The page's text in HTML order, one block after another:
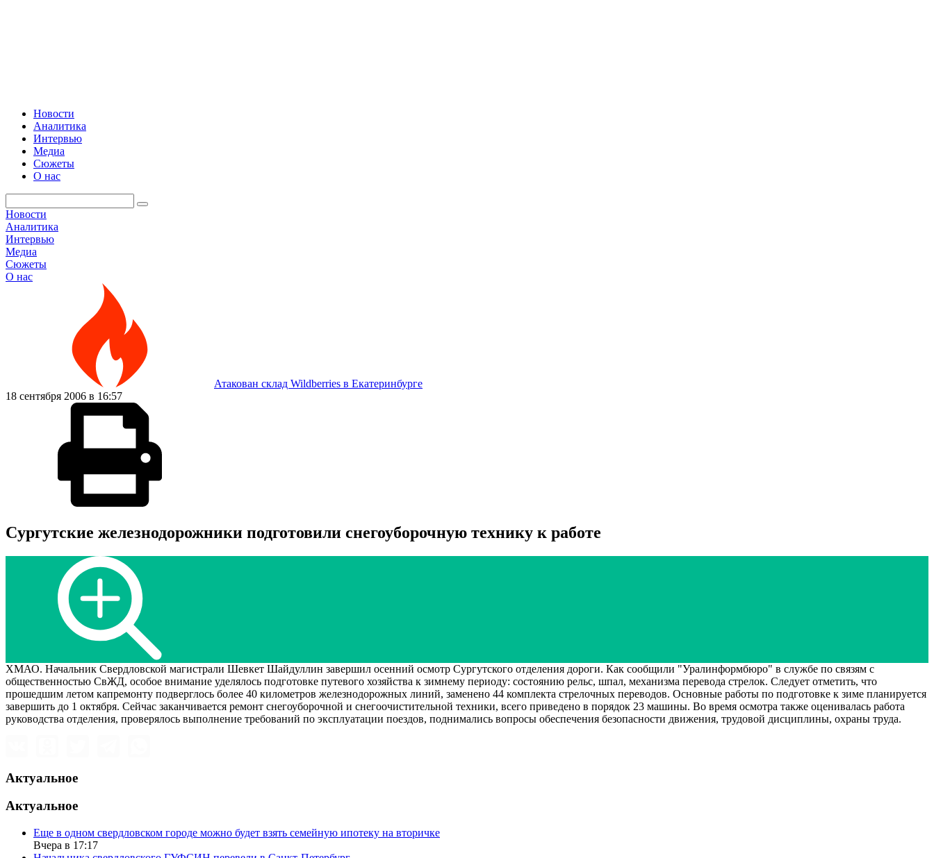
Новости
Аналитика
Интервью
Медиа
Сюжеты
О нас
Новости
Аналитика
Интервью
Медиа
Сюжеты
О нас
Атакован склад Wildberries в Екатеринбурге
18 сентября 2006 в 16:57
Cургутские железнодорожники подготовили снегоуборочную технику к работе
ХМАО. Начальник Свердловской магистрали Шевкет Шайдуллин завершил осенний осмотр Сургутского отделения дороги. Как сообщили "Уралинформбюро" в службе по связям с
общественностью СвЖД, особое внимание уделялось подготовке путевого хозяйства к зимнему периоду: состоянию рельс, шпал, механизма перевода стрелок. Следует отметить, что
прошедшим летом капремонту подверглось более 40 километров железнодорожных линий, заменено 44 комплекта стрелочных переводов. Основные работы по подготовке к зиме планируется
завершить до 1 октября. Сейчас заканчивается ремонт снегоуборочной и снегоочистительной техники, всего приведено в порядок 23 машины. Во время осмотра также оценивалась работа
руководства отделения, проверялось выполнение требований по эксплуатации поездов, поднимались вопросы обеспечения безопасности движения, трудовой дисциплины, охраны труда.
Актуальное
Актуальное
Еще в одном свердловском городе можно будет взять семейную ипотеку на вторичке
Вчера в 17:17